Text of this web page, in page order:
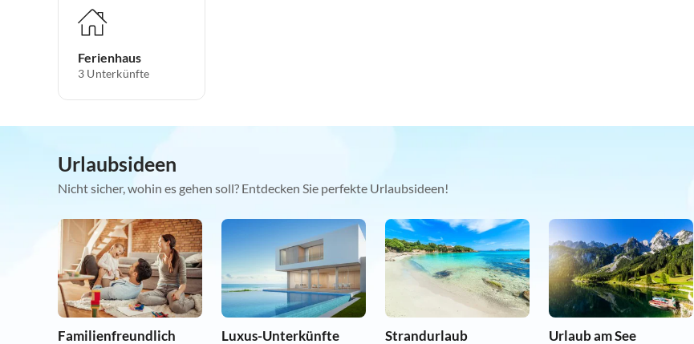
Ferienhaus
3 Unterkünfte
Urlaubsideen
Nicht sicher, wohin es gehen soll? Entdecken Sie perfekte Urlaubsideen!
Familienfreundlich Luxus-Unterkünfte Strandurlaub Urlaub am See